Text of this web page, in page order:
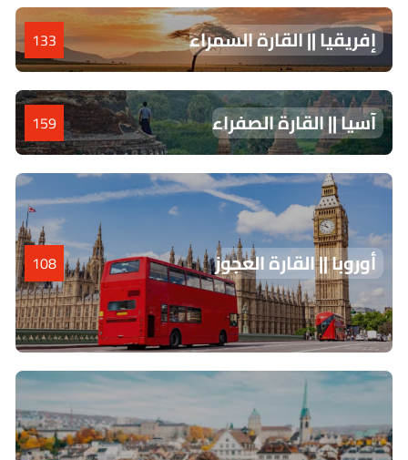
إفريقيا || القارة السمراء 133
آسيا || القارة الصفراء 159
أوروبا || القارة العجوز 108